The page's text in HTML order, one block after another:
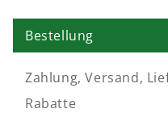
Bestellung
Zahlung, Versand,
Rabatte